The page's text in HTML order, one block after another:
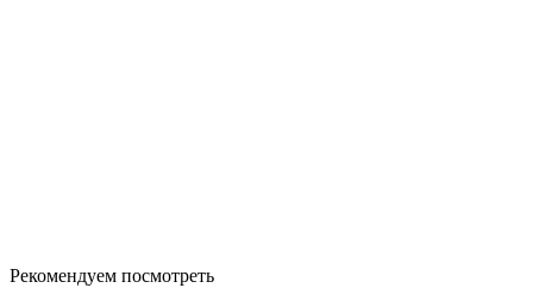
Рекомендуем посмотреть